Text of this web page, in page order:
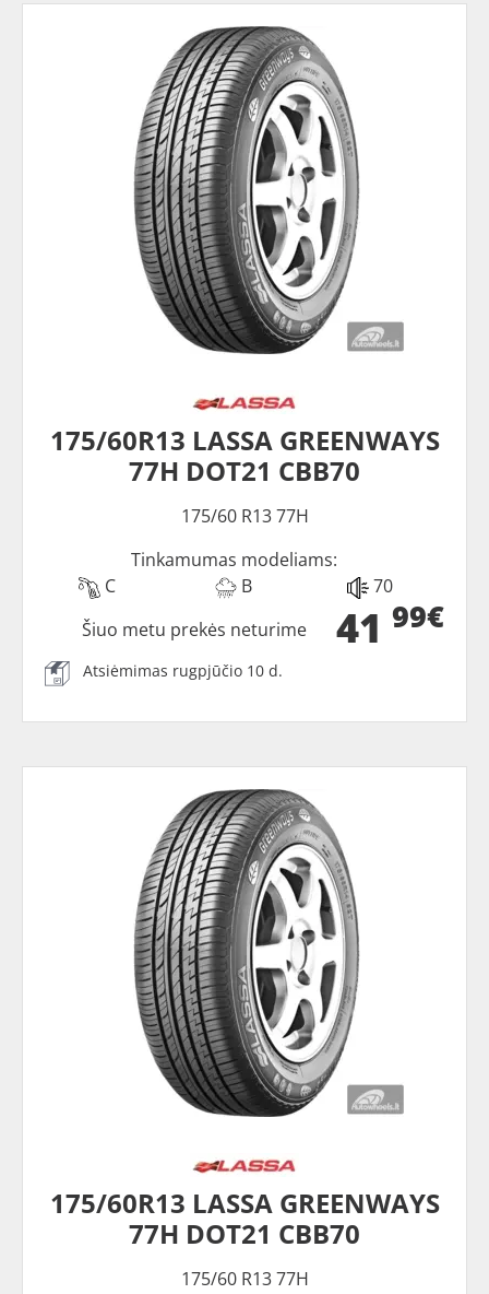
175/60R13 LASSA GREENWAYS
77H DOT21 CBB70
175/60 R13 77H
Tinkamumas modeliams:
C
B 70
41 99€
Šiuo metu prekės neturime
Atsiėmimas rugpjūčio 10 d.
175/60R13 LASSA GREENWAYS
77H DOT21 CBB70
175/60 R13 77H